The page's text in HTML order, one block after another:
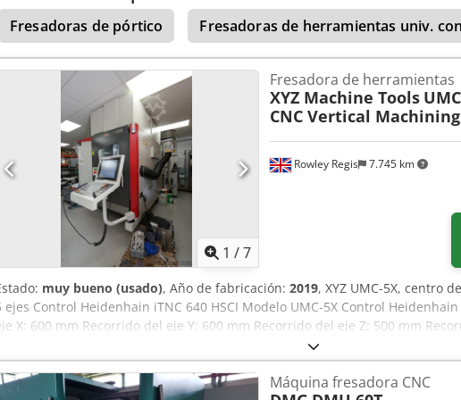
Fresadoras de pórtico
Fresadoras de herramientas univ.
1 /7
Rowley Regis 7.745 km
Fresadora de herramientas
XYZ Machine Tools
CNC Vertical
muy bueno (usado), Año de fabricación: 2019, XYZ UMC-5X, centro
ejes Control Heidenhain iTNC 640 HSCI Modelo UMC-5X Control
X: 600 mm Recorrido del eje Y: 600 mm Recorrido del eje Z: 500 mm
Recorrido del eje C: 360° Tamaño de la mesa: 600 mm de diámetro Carga
del husillo: 24.000 rpm, transmisión directa Cono del husillo:
min Codpfx Ajzi Awheixeha Velocidad de avance: 1 - 36.000 mm/min
Máquina fresadora CNC